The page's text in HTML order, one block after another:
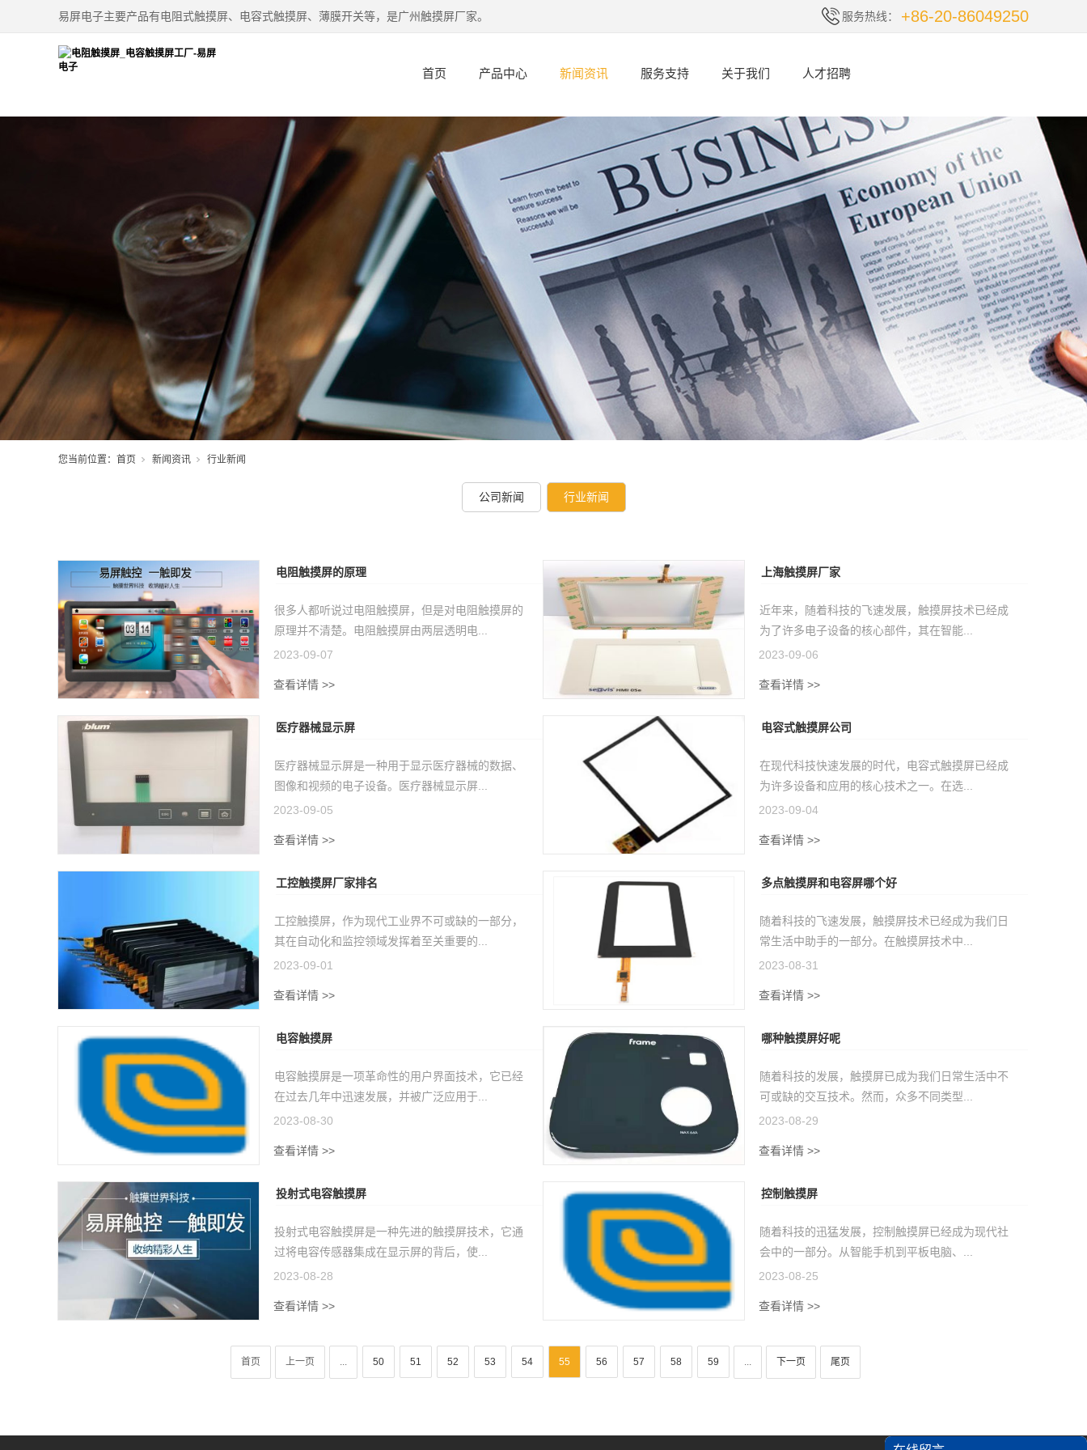
易屏电子主要产品有电阻式触摸屏、电容式触摸屏、薄膜开关等，是广州触摸屏厂家。 服务热线： +86-20-86049250
首页 产品中心 新闻资讯 服务支持 关于我们 人才招聘
您当前位置： 首页 新闻资讯 行业新闻
公司新闻 行业新闻
电阻触摸屏的原理
很多人都听说过电阻触摸屏，但是对电阻触摸屏的
原理并不清楚。电阻触摸屏由两层透明电...
2023-09-07
查看详情 >>
上海触摸屏厂家
近年来，随着科技的飞速发展，触摸屏技术已经成
为了许多电子设备的核心部件，其在智能...
2023-09-06
查看详情 >>
医疗器械显示屏
医疗器械显示屏是一种用于显示医疗器械的数据、
图像和视频的电子设备。医疗器械显示屏...
2023-09-05
查看详情 >>
电容式触摸屏公司
在现代科技快速发展的时代，电容式触摸屏已经成
为许多设备和应用的核心技术之一。在选...
2023-09-04
查看详情 >>
工控触摸屏厂家排名
工控触摸屏，作为现代工业界不可或缺的一部分，
其在自动化和监控领域发挥着至关重要的...
2023-09-01
查看详情 >>
多点触摸屏和电容屏哪个好
随着科技的飞速发展，触摸屏技术已经成为我们日
常生活中助手的一部分。在触摸屏技术中...
2023-08-31
查看详情 >>
电容触摸屏
电容触摸屏是一项革命性的用户界面技术，它已经
在过去几年中迅速发展，并被广泛应用于...
2023-08-30
查看详情 >>
哪种触摸屏好呢
随着科技的发展，触摸屏已成为我们日常生活中不
可或缺的交互技术。然而，众多不同类型...
2023-08-29
查看详情 >>
投射式电容触摸屏
投射式电容触摸屏是一种先进的触摸屏技术，它通
过将电容传感器集成在显示屏的背后，使...
2023-08-28
查看详情 >>
控制触摸屏
随着科技的迅猛发展，控制触摸屏已经成为现代社
会中的一部分。从智能手机到平板电脑、...
2023-08-25
查看详情 >>
首页 上一页 ... 50 51 52 53 54 55 56 57 58 59 ... 下一页 尾页